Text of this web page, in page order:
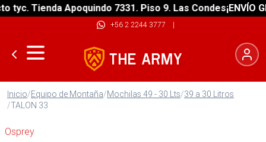
Tienda Apoquindo 7331. Piso 9. Las Condes¡ENVÍO
+56 2 2244 3777 |
Inicio/Equipo de Montaña/Mochilas 49 - 30 Lts/39 a 30 Litros
/TALON 33
Osprey